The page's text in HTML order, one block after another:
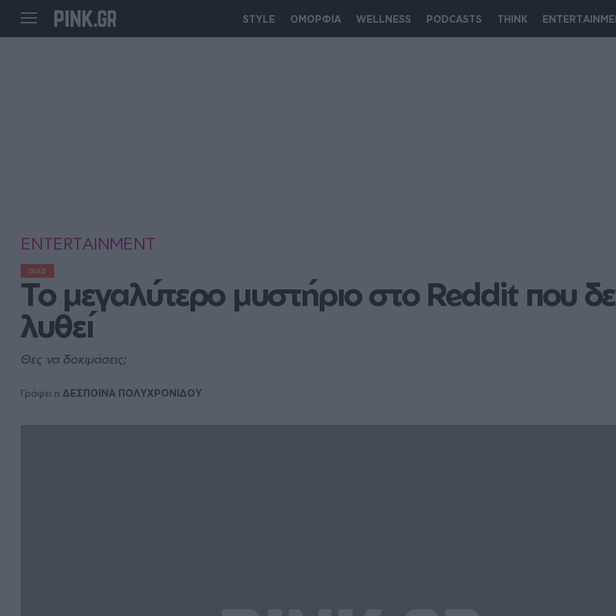
STYLE ΟΜΟΡΦΙΑ WELLNESS PODCASTS THINK
ENTERTAINMENT
QUIZ
Το μεγαλύτερο μυστήριο στο Reddit που
λυθεί
Θες να δοκιμάσεις;
Γράφει η ΔΕΣΠΟΙΝΑ ΠΟΛΥΧΡΟΝΙΔΟΥ